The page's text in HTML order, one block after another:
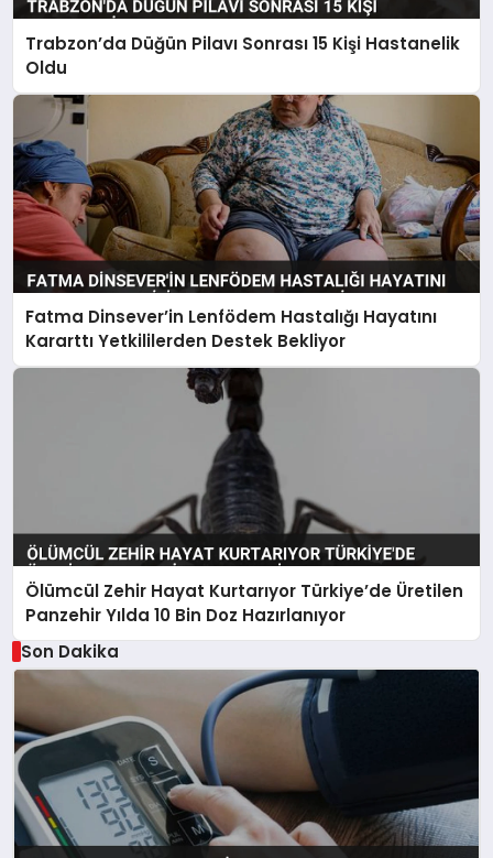
Trabzon’da Düğün Pilavı Sonrası 15 Kişi Hastanelik
Oldu
Fatma Dinsever’in Lenfödem Hastalığı Hayatını
Kararttı Yetkililerden Destek Bekliyor
Ölümcül Zehir Hayat Kurtarıyor Türkiye’de Üretilen
Panzehir Yılda 10 Bin Doz Hazırlanıyor
Son Dakika